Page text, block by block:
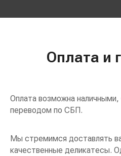
Оплата и
Оплата возможна наличными,
переводом по СБП.
Мы стремимся доставлять
качественные деликатесы.